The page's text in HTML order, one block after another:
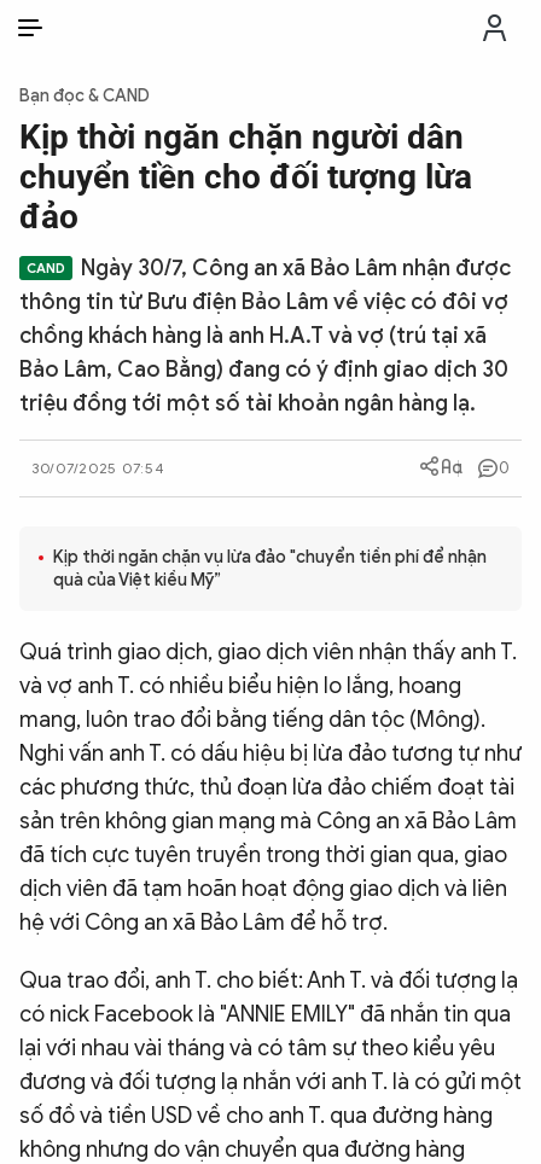
THỜI SỰ
CHỐNG DIỄN BIẾN HÒA BÌNH
CÔNG AN TRONG LÒNG DÂN
XÃ HỘI
PHÁP LUẬT
CÔNG NGHỆ
QUỐC TẾ
VĂN HÓA - THỂ THAO
BẠN ĐỌC & CAND
ĐA PHƯƠNG TIỆN
eMagazine
Podcast
Video Ảnh
Infographic
Chuyên trang An ninh thế giớiVăn nghệ Công an
Bạn đọc & CAND
Kịp thời ngăn chặn người dân
chuyển tiền cho đối tượng lừa
đảo
Ngày 30/7, Công an xã Bảo Lâm nhận được
thông tin từ Bưu điện Bảo Lâm về việc có đôi vợ
chồng khách hàng là anh H.A.T và vợ (trú tại xã
Bảo Lâm, Cao Bằng) đang có ý định giao dịch 30
triệu đồng tới một số tài khoản ngân hàng lạ.
30/07/2025 07:54 0
Kịp thời ngăn chặn vụ lừa đảo "chuyển tiền phí để nhận
quà của Việt kiều Mỹ”
Quá trình giao dịch, giao dịch viên nhận thấy anh T.
và vợ anh T. có nhiều biểu hiện lo lắng, hoang
mang, luôn trao đổi bằng tiếng dân tộc (Mông).
Nghi vấn anh T. có dấu hiệu bị lừa đảo tương tự như
các phương thức, thủ đoạn lừa đảo chiếm đoạt tài
sản trên không gian mạng mà Công an xã Bảo Lâm
đã tích cực tuyên truyền trong thời gian qua, giao
dịch viên đã tạm hoãn hoạt động giao dịch và liên
hệ với Công an xã Bảo Lâm để hỗ trợ.
Qua trao đổi, anh T. cho biết: Anh T. và đối tượng lạ
có nick Facebook là "ANNIE EMILY" đã nhắn tin qua
lại với nhau vài tháng và có tâm sự theo kiểu yêu
đương và đối tượng lạ nhắn với anh T. là có gửi một
số đồ và tiền USD về cho anh T. qua đường hàng
không nhưng do vận chuyển qua đường hàng